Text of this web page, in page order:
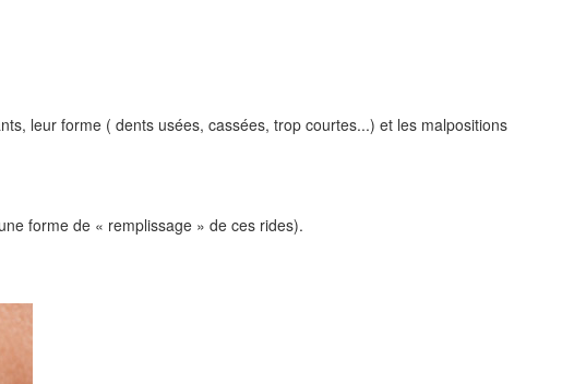
leur forme ( dents usées, cassées, trop courtes...) et les malpositions
forme de « remplissage » de ces rides).